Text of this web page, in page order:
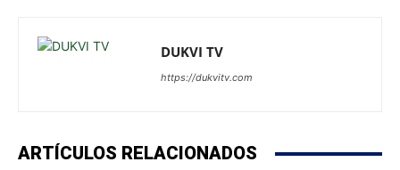
DUKVI TV
https://dukvitv.com
ARTÍCULOS RELACIONADOS